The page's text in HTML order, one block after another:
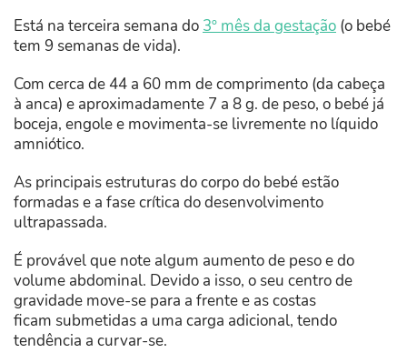
Está na terceira semana do 3º mês da gestação (o bebé
tem 9 semanas de vida).
Com cerca de 44 a 60 mm de comprimento (da cabeça
à anca) e aproximadamente 7 a 8 g. de peso, o bebé já
boceja, engole e movimenta-se livremente no líquido
amniótico.
As principais estruturas do corpo do bebé estão
formadas e a fase crítica do desenvolvimento
ultrapassada.
É provável que note algum aumento de peso e do
volume abdominal. Devido a isso, o seu centro de
gravidade move-se para a frente e as costas
ficam submetidas a uma carga adicional, tendo
tendência a curvar-se.